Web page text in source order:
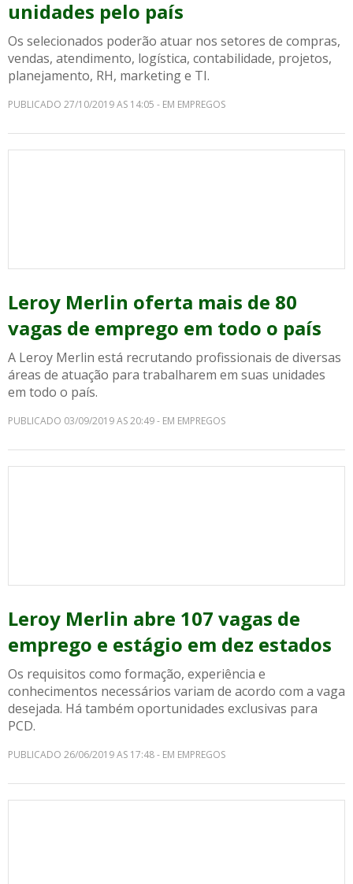
unidades pelo país
Os selecionados poderão atuar nos setores de compras,
vendas, atendimento, logística, contabilidade, projetos,
planejamento, RH, marketing e TI.
PUBLICADO 27/10/2019 AS 14:05 - EM EMPREGOS
Leroy Merlin oferta mais de 80
vagas de emprego em todo o país
A Leroy Merlin está recrutando profissionais de diversas
áreas de atuação para trabalharem em suas unidades
em todo o país.
PUBLICADO 03/09/2019 AS 20:49 - EM EMPREGOS
Leroy Merlin abre 107 vagas de
emprego e estágio em dez estados
Os requisitos como formação, experiência e
conhecimentos necessários variam de acordo com a vaga
desejada. Há também oportunidades exclusivas para
PCD.
PUBLICADO 26/06/2019 AS 17:48 - EM EMPREGOS